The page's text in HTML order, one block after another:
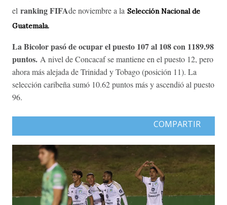
el ranking FIFAde noviembre a la Selección Nacional de
Guatemala.
La Bicolor pasó de ocupar el puesto 107 al 108 con 1189.98
puntos. A nivel de Concacaf se mantiene en el puesto 12, pero
ahora más alejada de Trinidad y Tobago (posición 11). La
selección caribeña sumó 10.62 puntos más y ascendió al puesto
96.
COMPARTIR